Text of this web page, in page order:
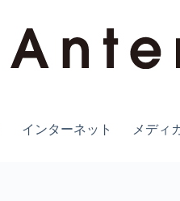
インターネット メディ